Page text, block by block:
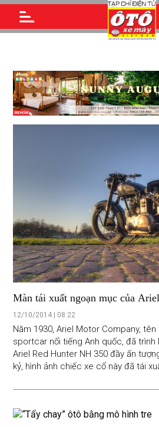
Màn tái xuất ngoạn mục của
350
12/10/2014 | 08:22
Năm 1930, Ariel Motor Company,
sportcar nổi tiếng Anh quốc, đã
Ariel Red Hunter NH 350 đầy ấn
kỷ, hình ảnh chiếc xe cổ này đã tái